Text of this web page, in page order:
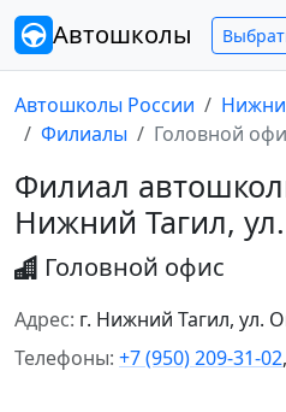
Автошколы
Автошколы России
Филиалы
Головной
Филиал
Нижний Тагил,
Головной офис
Адрес: г. Нижний Тагил, ул.
Телефоны: +7 (950) 209-31-02,